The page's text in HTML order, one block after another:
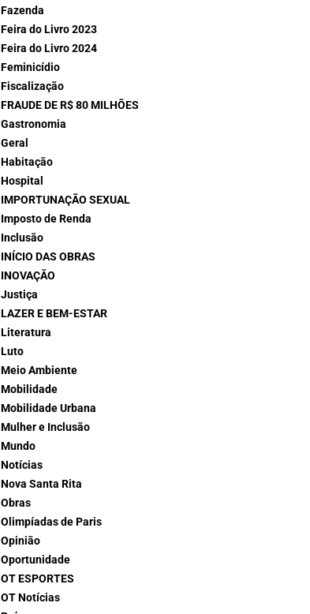
Fazenda
Feira do Livro 2023
Feira do Livro 2024
Feminicídio
Fiscalização
FRAUDE DE R$ 80 MILHÕES
Gastronomia
Geral
Habitação
Hospital
IMPORTUNAÇÃO SEXUAL
Imposto de Renda
Inclusão
INÍCIO DAS OBRAS
INOVAÇÃO
Justiça
LAZER E BEM-ESTAR
Literatura
Luto
Meio Ambiente
Mobilidade
Mobilidade Urbana
Mulher e Inclusão
Mundo
Notícias
Nova Santa Rita
Obras
Olimpíadas de Paris
Opinião
Oportunidade
OT ESPORTES
OT Notícias